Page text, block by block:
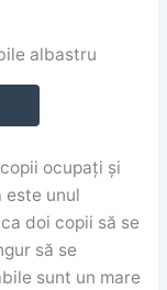
ocupați și
unul
doi copii să se
să se
sunt un mare